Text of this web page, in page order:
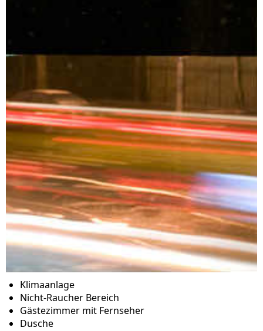
Klimaanlage
Nicht-Raucher Bereich
Gästezimmer mit Fernseher
Dusche